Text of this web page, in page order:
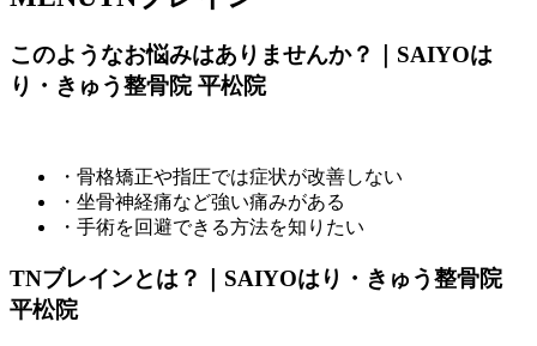
このようなお悩みはありませんか？｜SAIYOは
り・きゅう整骨院 平松院
・骨格矯正や指圧では症状が改善しない
・坐骨神経痛など強い痛みがある
・手術を回避できる方法を知りたい
TNブレインとは？｜SAIYOはり・きゅう整骨院
平松院